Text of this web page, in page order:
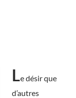
Le désir que
d’autres